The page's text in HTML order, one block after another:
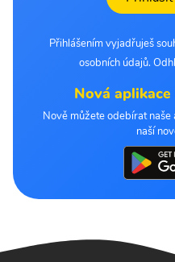
Přihlášením vyjadřuješ
osobních údajů.
Nová
Nově můžete odebírat
naší